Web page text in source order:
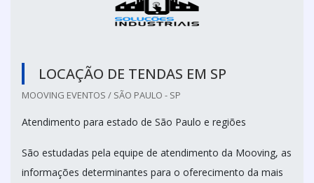
LOCAÇÃO DE TENDAS EM SP
MOOVING EVENTOS / SÃO PAULO - SP
Atendimento para estado de São Paulo e regiões
São estudadas pela equipe de atendimento da Mooving, as
informações determinantes para o oferecimento da mais